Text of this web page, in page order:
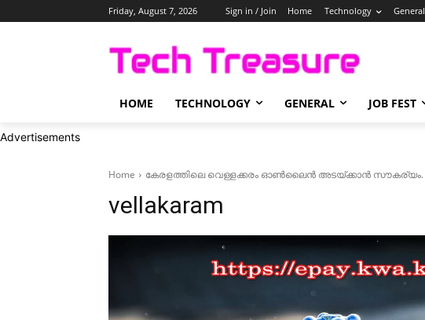
Friday, August 7, 2026 Sign in / Join Home Technology General
HOME TECHNOLOGY GENERAL JOB FEST
Advertisements
Home കേരളത്തിലെ വെള്ളക്കരം ഓണ്‍ലൈന്‍ അടയ്ക്കാൻ സൗകര്യം.
vellakaram